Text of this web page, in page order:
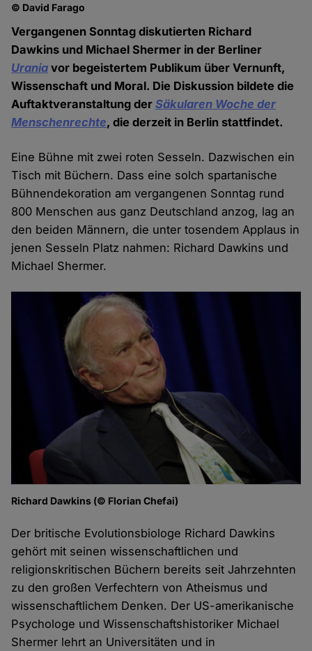
© David Farago
Vergangenen Sonntag diskutierten Richard
Dawkins und Michael Shermer in der Berliner
Urania vor begeistertem Publikum über Vernunft,
Wissenschaft und Moral. Die Diskussion bildete die
Auftaktveranstaltung derSäkularen Woche der
Menschenrechte, die derzeit in Berlin stattfindet.
Eine Bühne mit zwei roten Sesseln. Dazwischen ein
Tisch mit Büchern. Dass eine solch spartanische
Bühnendekoration am vergangenen Sonntag rund
800 Menschen aus ganz Deutschland anzog, lag an
den beiden Männern, die unter tosendem Applaus in
jenen Sesseln Platz nahmen: Richard Dawkins und
Michael Shermer.
Richard Dawkins (© Florian Chefai)
Der britische Evolutionsbiologe Richard Dawkins
gehört mit seinen wissenschaftlichen und
religionskritischen Büchern bereits seit Jahrzehnten
zu den großen Verfechtern von Atheismus und
wissenschaftlichem Denken. Der US-amerikanische
Psychologe und Wissenschaftshistoriker Michael
Shermer lehrt an Universitäten und in